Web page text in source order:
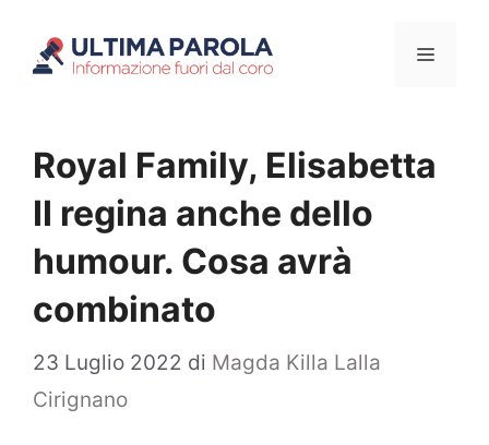
Menu
Royal Family, Elisabetta
II regina anche dello
humour. Cosa avrà
combinato
23 Luglio 2022 di Magda Killa Lalla
Cirignano